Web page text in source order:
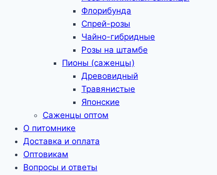
Флорибунда
Спрей-розы
Чайно-гибридные
Розы на штамбе
Пионы (саженцы)
Древовидный
Травянистые
Японские
Саженцы оптом
О питомнике
Доставка и оплата
Оптовикам
Вопросы и ответы